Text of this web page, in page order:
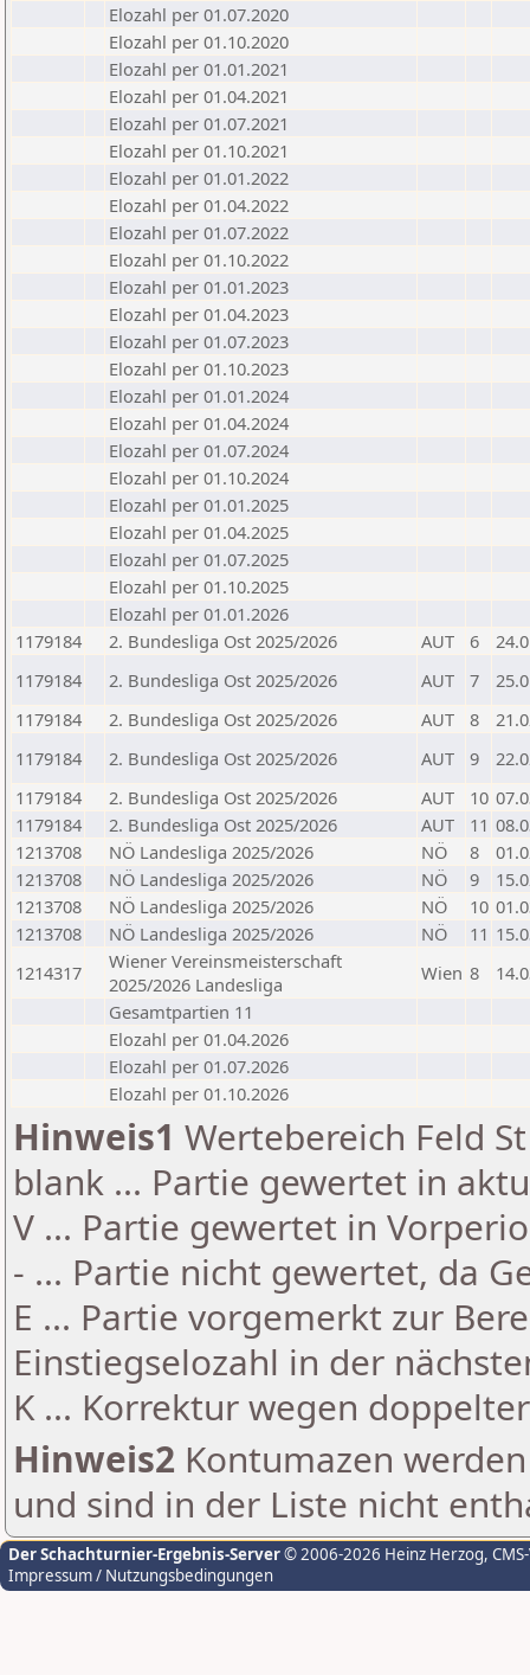
Elozahl per 01.07.2020
Elozahl per 01.10.2020
Elozahl per 01.01.2021
Elozahl per 01.04.2021
Elozahl per 01.07.2021
Elozahl per 01.10.2021
Elozahl per 01.01.2022
Elozahl per 01.04.2022
Elozahl per 01.07.2022
Elozahl per 01.10.2022
Elozahl per 01.01.2023
Elozahl per 01.04.2023
Elozahl per 01.07.2023
Elozahl per 01.10.2023
Elozahl per 01.01.2024
Elozahl per 01.04.2024
Elozahl per 01.07.2024
Elozahl per 01.10.2024
Elozahl per 01.01.2025
Elozahl per 01.04.2025
Elozahl per 01.07.2025
Elozahl per 01.10.2025
Elozahl per 01.01.2026
1179184
2. Bundesliga Ost 2025/2026 AUT 6
1179184
2. Bundesliga Ost 2025/2026 AUT 7
1179184
2. Bundesliga Ost 2025/2026 AUT 8
1179184
2. Bundesliga Ost 2025/2026 AUT 9
1179184
2. Bundesliga Ost 2025/2026 AUT 10
1179184
2. Bundesliga Ost 2025/2026 AUT 11
1213708
NÖ Landesliga 2025/2026 NÖ 8
1213708
NÖ Landesliga 2025/2026 NÖ 9
1213708
NÖ Landesliga 2025/2026 NÖ 10
1213708
NÖ Landesliga 2025/2026 NÖ 11
1214317
Wiener Vereinsmeisterschaft
2025/2026 Landesliga
Wien 8
Gesamtpartien 11
Elozahl per 01.04.2026
Elozahl per 01.07.2026
Elozahl per 01.10.2026
Hinweis1 Wertebereich Feld
blank ... Partie gewertet in
V ... Partie gewertet in
- ... Partie nicht gewertet, da
E ... Partie vorgemerkt zur
Einstiegselozahl in der
K ... Korrektur wegen
Hinweis2 Kontumazen
und sind in der Liste nicht
Der Schachturnier-Ergebnis-Server© 2006-2026 Heinz Herzog,
Impressum / Nutzungsbedingungen